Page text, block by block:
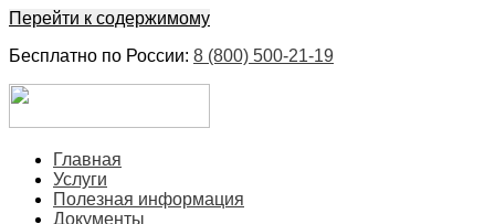
Перейти к содержимому
Бесплатно по России: 8 (800) 500-21-19
БыстроГлавная
Услуги
Полезная информация
Документы